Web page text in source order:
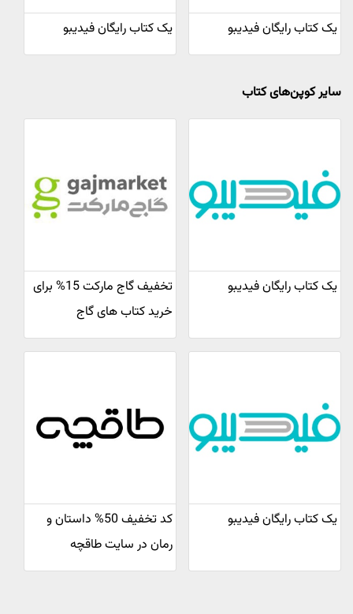
یک کتاب رایگان فیدیبو یک کتاب رایگان فیدیبو
سایر کوپن‌های کتاب
یک کتاب رایگان فیدیبو
تخفیف گاج مارکت 15% برای
خرید کتاب های گاج
یک کتاب رایگان فیدیبو
کد تخفیف 50% داستان و
رمان در سایت طاقچه